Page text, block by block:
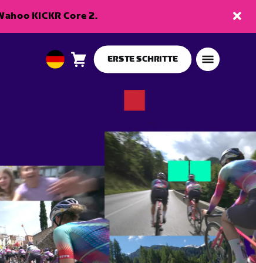
KICKR Core 2.
EuropeanWarenkorb0
ERSTE SCHRITTE